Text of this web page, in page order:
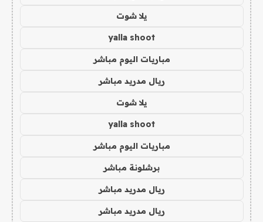
يلا شوت
yalla shoot
مباريات اليوم مباشر
ريال مدريد مباشر
يلا شوت
yalla shoot
مباريات اليوم مباشر
برشلونة مباشر
ريال مدريد مباشر
ريال مدريد مباشر